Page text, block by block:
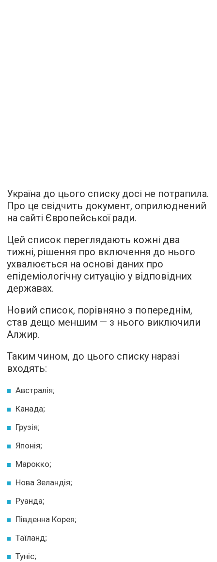
Україна до цього списку досі не потрапила.
Про це свідчить документ, оприлюднений
на сайті Європейської ради.
Цей список переглядають кожні два
тижні, рішення про включення до нього
ухвалюється на основі даних про
епідеміологічну ситуацію у відповідних
державах.
Новий список, порівняно з попереднім,
став дещо меншим — з нього виключили
Алжир.
Таким чином, до цього списку наразі
входять:
Австралія;
Канада;
Грузія;
Японія;
Марокко;
Нова Зеландія;
Руанда;
Південна Корея;
Таїланд;
Туніс;